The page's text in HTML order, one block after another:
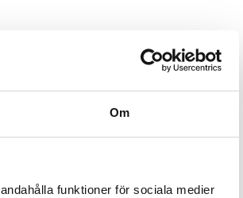
Om
funktioner för sociala medier